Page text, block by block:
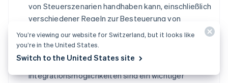
von Steuerszenarien handhaben kann, einschließlich
verschiedener Regeln zur Besteuerung von
Produkten und spezieller Steuersätze.
POS-Systeme
Integrationsmöglichkeiten sind ein wichtiger
You’re viewing our website for Switzerland, but it looks like
you’re in the United States.
Switch to the United States site